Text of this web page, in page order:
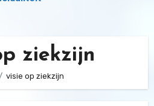
ziekzijn
visie op ziekzijn